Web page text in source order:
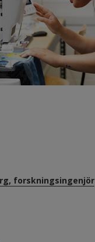
forskningsingenjör